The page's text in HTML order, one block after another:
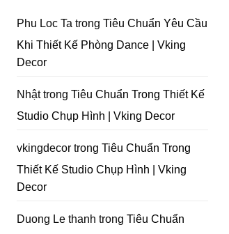
Vking
Decor
Vking
Tránh
Khi
Kế
Tại
Đà
Nẵng
|
Phu Loc Ta trong Tiêu Chuẩn Yêu Cầu
Khi Thiết Kế Phòng Dance | Vking
Decor
Nhậttrong Tiêu Chuẩn Trong Thiết Kế
Studio Chụp Hình | Vking Decor
vkingdecor trong Tiêu Chuẩn Trong
Thiết Kế Studio Chụp Hình | Vking
Decor
Duong Le thanh trong Tiêu Chuẩn